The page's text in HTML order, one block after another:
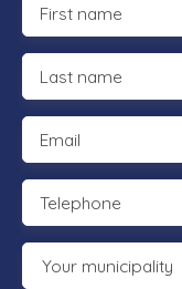
First name
Last name
Email
Telephone
Your municipality